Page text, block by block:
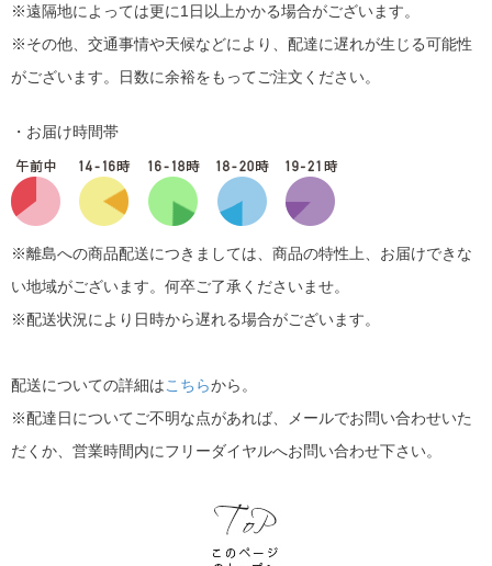
※遠隔地によっては更に1日以上かかる場合がございます。
※その他、交通事情や天候などにより、配達に遅れが生じる可能性
がございます。日数に余裕をもってご注文ください。
・お届け時間帯
※離島への商品配送につきましては、商品の特性上、お届けできな
い地域がございます。何卒ご了承くださいませ。
※配送状況により日時から遅れる場合がございます。
配送についての詳細はこちらから。
※配達日についてご不明な点があれば、メールでお問い合わせいた
だくか、営業時間内にフリーダイヤルへお問い合わせ下さい。